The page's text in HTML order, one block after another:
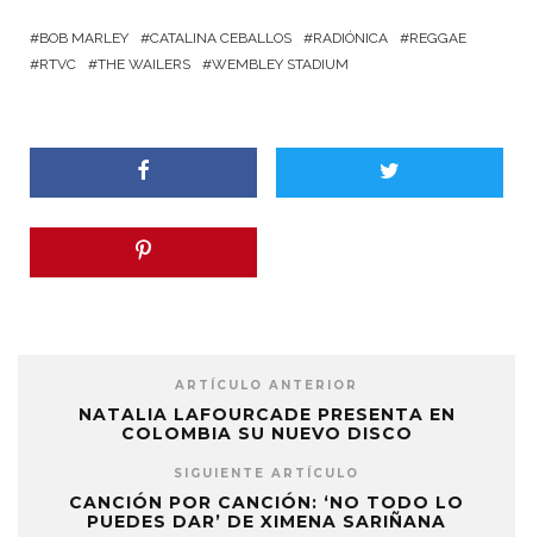
BOB MARLEY CATALINA CEBALLOS RADIÓNICA
REGGAE
RTVC
THE WAILERS WEMBLEY STADIUM
ARTÍCULO ANTERIOR
NATALIA LAFOURCADE PRESENTA EN
COLOMBIA SU NUEVO DISCO
SIGUIENTE ARTÍCULO
CANCIÓN POR CANCIÓN: ‘NO TODO LO
PUEDES DAR’ DE XIMENA SARIÑANA